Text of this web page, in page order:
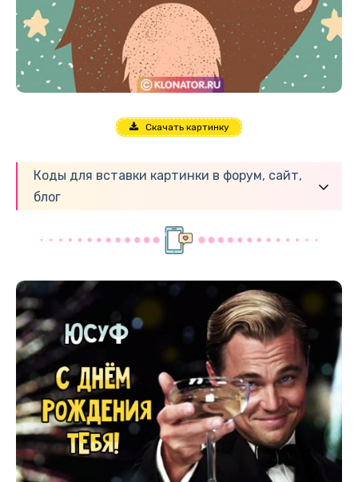
Скачать картинку
Коды для вставки картинки в форум, сайт,
блог